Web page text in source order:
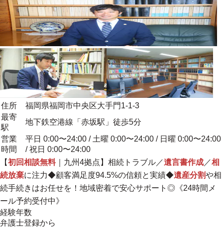
住所
福岡県福岡市中央区大手門1-1-3
最寄
駅
地下鉄空港線「赤坂駅」徒歩5分
営業
時間
平日 0:00〜24:00 / 土曜 0:00〜24:00 / 日曜 0:00〜24:00
/ 祝日 0:00〜24:00
【初回相談無料｜九州4拠点】相続トラブル／遺言書作成 ／相
続放棄に注力◆顧客満足度94.5%の信頼と実績◆遺産分割や相
続手続きはお任せを！ 地域密着で安心サポート◎《24時間メ
ール予約受付中》
経験年数
弁護士登録から